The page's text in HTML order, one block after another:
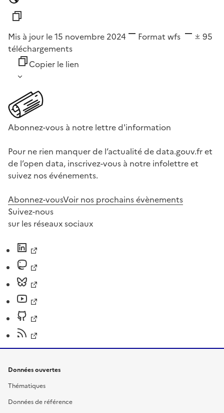
Mis à jour le 15 novembre 2024 Format wfs
95
téléchargements
Copier le lien
Abonnez-vous à notre lettre d'information
Pour ne rien manquer de l’actualité de data.gouv.fr et
de l’open data, inscrivez-vous à notre infolettre et
suivez nos événements.
Abonnez-vousVoir nos prochains évènements
Suivez-nous
sur les réseaux sociaux
Données ouvertes
Thématiques
Données de référence